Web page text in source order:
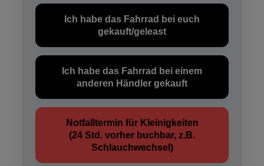
Ich habe das Fahrrad bei euch
gekauft/geleast
Ich habe das Fahrrad bei einem
anderen Händler gekauft
Notfalltermin für Kleinigkeiten
(24 Std. vorher buchbar, z.B.
Schlauchwechsel)